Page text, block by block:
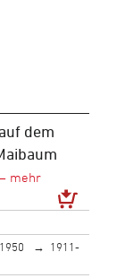
dem
1911-